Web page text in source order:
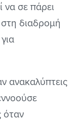
να σε πάρει
διαδρομή
ανακαλύπτεις
όταν